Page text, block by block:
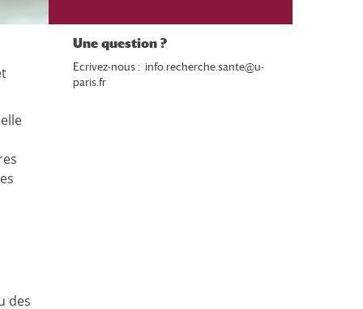
des
Une question ?
Ecrivez-nous : info.recherche.sante@u-
paris.fr